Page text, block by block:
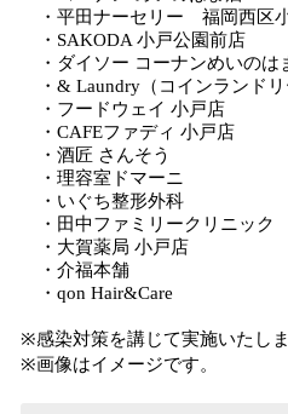
・平田ナーセリー 福岡西区
・SAKODA 小戸公園前店
・ダイソー コーナンめいのは
・& Laundry（コインランドリ
・フードウェイ 小戸店
・CAFEファディ 小戸店
・酒匠 さんそう
・理容室ドマーニ
・いぐち整形外科
・田中ファミリークリニック
・大賀薬局 小戸店
・介福本舗
・qon Hair&Care
※感染対策を講じて実施いたしま
※画像はイメージです。